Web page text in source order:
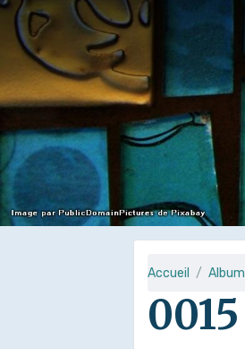
Accueil Album
0015